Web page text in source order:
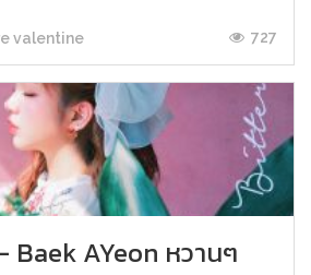
valentine 727
Baek AYeon หวานๆ